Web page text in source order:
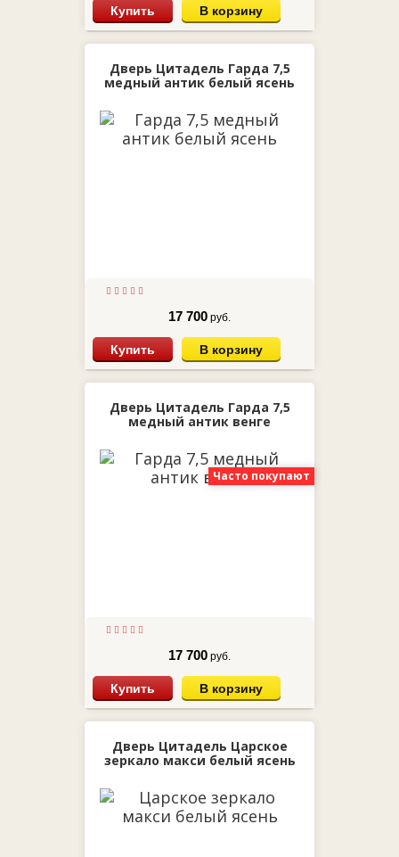
Купить В корзину
Дверь Цитадель Гарда 7,5
медный антик белый ясень
17 700 руб.
Купить В корзину
Дверь Цитадель Гарда 7,5
медный антик венге
Часто покупают
17 700 руб.
Купить В корзину
Дверь Цитадель Царское
зеркало макси белый ясень